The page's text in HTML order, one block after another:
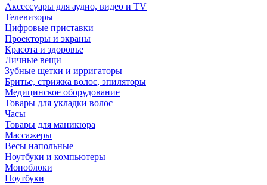
Аксессуары для аудио, видео и TV
Телевизоры
Цифровые приставки
Проекторы и экраны
Красота и здоровье
Личные вещи
Зубные щетки и ирригаторы
Бритье, стрижка волос, эпиляторы
Медицинское оборудование
Товары для укладки волос
Часы
Товары для маникюра
Массажеры
Весы напольные
Ноутбуки и компьютеры
Моноблоки
Ноутбуки